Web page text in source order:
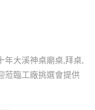
年大溪神桌廟桌,拜桌,
蒞臨工廠挑選會提供